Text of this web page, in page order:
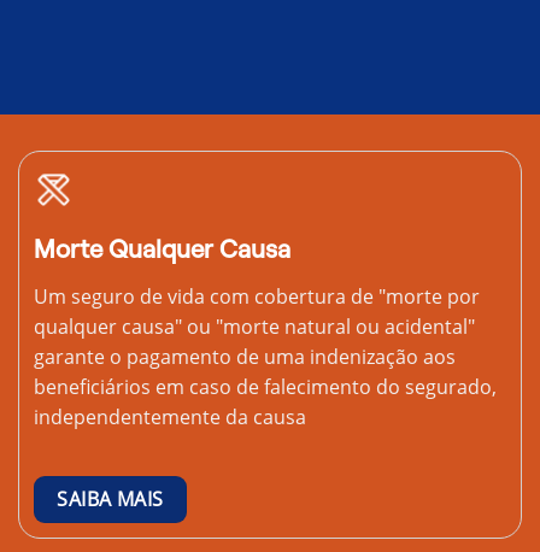
Morte Qualquer Causa
Um seguro de vida com cobertura de "morte por
qualquer causa" ou "morte natural ou acidental"
garante o pagamento de uma indenização aos
beneficiários em caso de falecimento do segurado,
independentemente da causa
SAIBA MAIS